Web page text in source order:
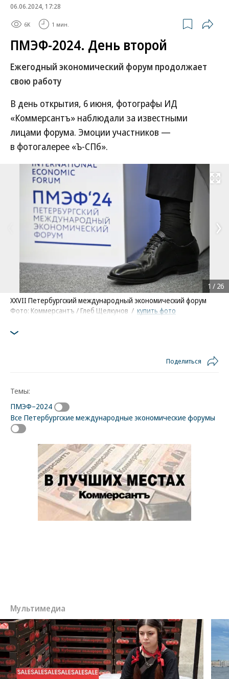
06.06.2024, 17:28
6K 1 мин.
ПМЭФ-2024. День второй
Ежегодный экономический форум продолжает
свою работу
В день открытия, 6 июня, фотографы ИД
«Коммерсантъ» наблюдали за известными
лицами форума. Эмоции участников —
в фотогалерее «Ъ-СПб».
Развернуть
XXVII Петербургский международный экономический форум
Фото: Коммерсантъ / Глеб Щелкунов / купить фото
1 / 26
Поделиться
Темы:
ПМЭФ–2024
Все Петербургские международные экономические форумы
Мультимедиа